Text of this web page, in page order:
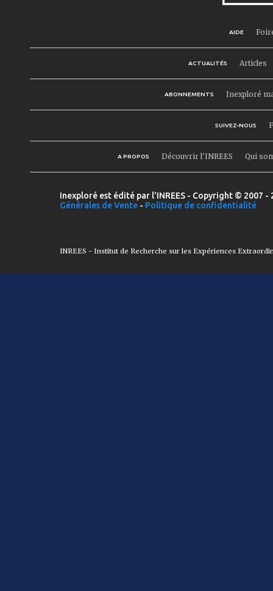
AIDE
ACTUALITÉS Articles
ABONNEMENTS Inexploré
SUIVEZ-NOUS
A PROPOS Découvrir l'INREES Qui
Inexploré est édité par l'INREES - Copyright © 2007
Générales de Vente - Politique de confidentialité
INREES - Institut de Recherche sur les Expériences